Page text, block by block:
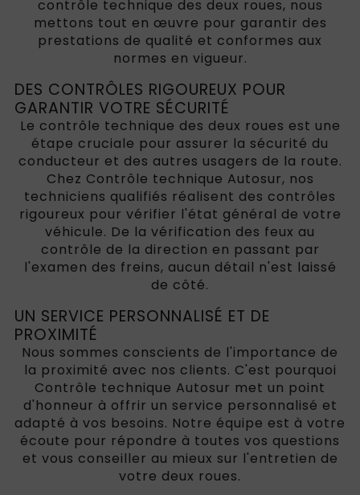
contrôle technique des deux roues, nous
mettons tout en œuvre pour garantir des
prestations de qualité et conformes aux
normes en vigueur.
DES CONTRÔLES RIGOUREUX POUR
GARANTIR VOTRE SÉCURITÉ
Le contrôle technique des deux roues est une
étape cruciale pour assurer la sécurité du
conducteur et des autres usagers de la route.
Chez Contrôle technique Autosur, nos
techniciens qualifiés réalisent des contrôles
rigoureux pour vérifier l'état général de votre
véhicule. De la vérification des feux au
contrôle de la direction en passant par
l'examen des freins, aucun détail n'est laissé
de côté.
UN SERVICE PERSONNALISÉ ET DE
PROXIMITÉ
Nous sommes conscients de l'importance de
la proximité avec nos clients. C'est pourquoi
Contrôle technique Autosur met un point
d'honneur à offrir un service personnalisé et
adapté à vos besoins. Notre équipe est à votre
écoute pour répondre à toutes vos questions
et vous conseiller au mieux sur l'entretien de
votre deux roues.